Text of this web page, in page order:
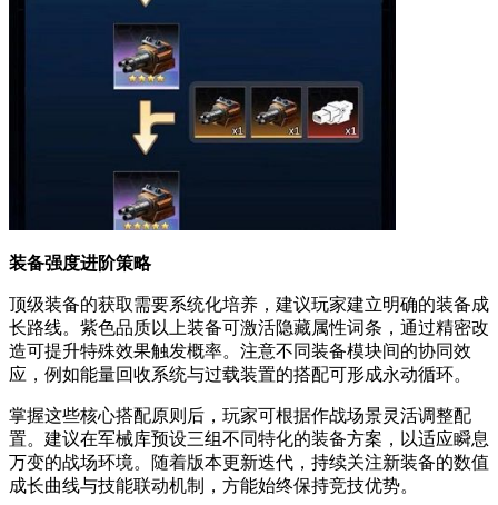
装备强度进阶策略
顶级装备的获取需要系统化培养，建议玩家建立明确的装备成
长路线。紫色品质以上装备可激活隐藏属性词条，通过精密改
造可提升特殊效果触发概率。注意不同装备模块间的协同效
应，例如能量回收系统与过载装置的搭配可形成永动循环。
掌握这些核心搭配原则后，玩家可根据作战场景灵活调整配
置。建议在军械库预设三组不同特化的装备方案，以适应瞬息
万变的战场环境。随着版本更新迭代，持续关注新装备的数值
成长曲线与技能联动机制，方能始终保持竞技优势。